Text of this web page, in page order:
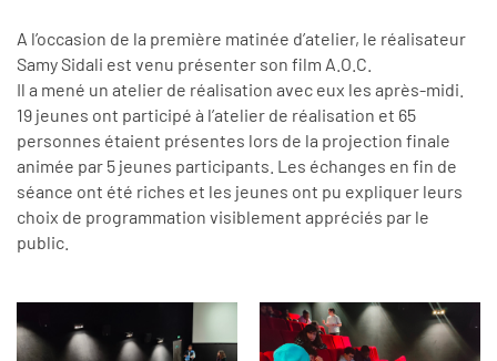
A l’occasion de la première matinée d’atelier, le réalisateur
Samy Sidali est venu présenter son film A.O.C.
Il a mené un atelier de réalisation avec eux les après-midi.
19 jeunes ont participé à l’atelier de réalisation et 65
personnes étaient présentes lors de la projection finale
animée par 5 jeunes participants. Les échanges en fin de
séance ont été riches et les jeunes ont pu expliquer leurs
choix de programmation visiblement appréciés par le
public.